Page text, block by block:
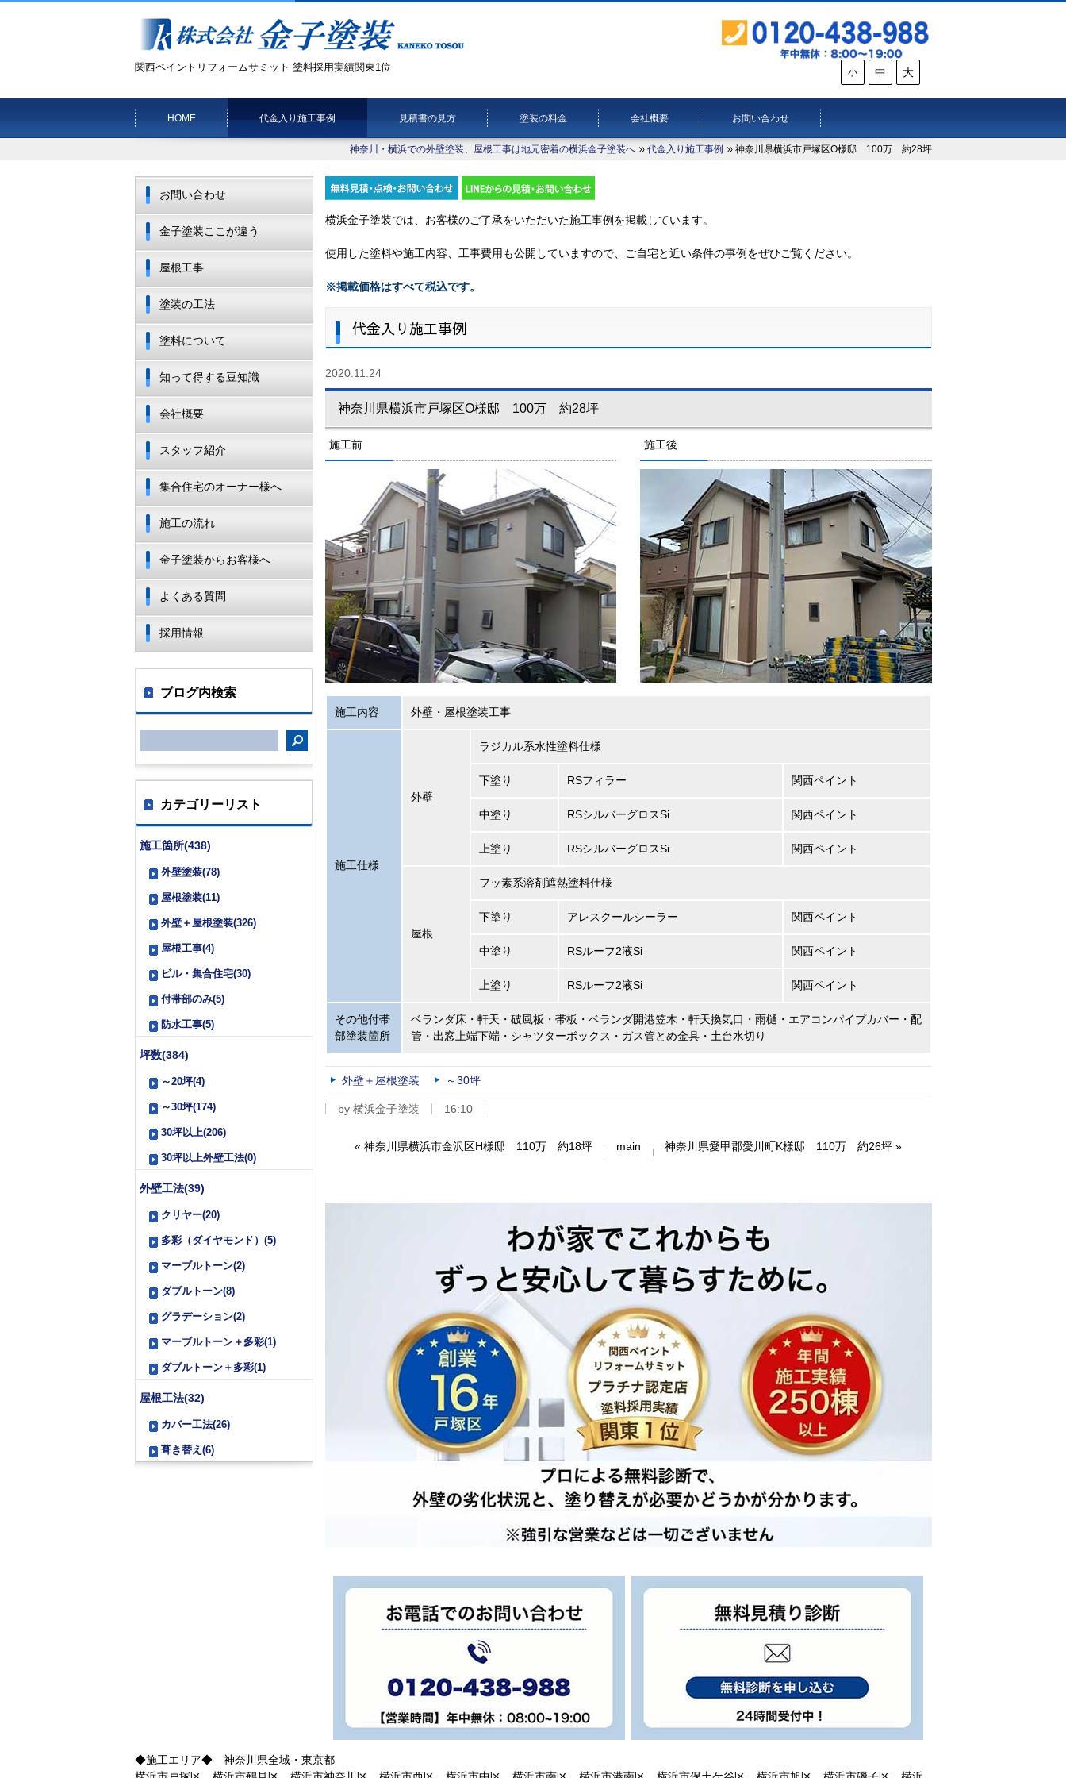
関西ペイントリフォームサミット 塗料採用実績関東1位 小 中 大
HOME 代金入り施工事例 見積書の見方 塗装の料金 会社概要 お問い合わせ
神奈川・横浜での外壁塗装、屋根工事は地元密着の横浜金子塗装へ 代金入り施工事例 神奈川県横浜市戸塚区O様邸 100万 約28坪
横浜金子塗装では、お客様のご了承をいただいた施工事例を掲載しています。
使用した塗料や施工内容、工事費用も公開していますので、ご自宅と近い条件の事例をぜひご覧ください。
※掲載価格はすべて税込です。
代金入り施工事例
2020.11.24
神奈川県横浜市戸塚区O様邸 100万 約28坪
施工前 施工後
施工内容 外壁・屋根塗装工事
施工仕様
外壁
ラジカル系水性塗料仕様
下塗り RSフィラー 関西ペイント
中塗り RSシルバーグロスSi 関西ペイント
上塗り RSシルバーグロスSi 関西ペイント
屋根
フッ素系溶剤遮熱塗料仕様
下塗り アレスクールシーラー 関西ペイント
中塗り RSルーフ2液Si 関西ペイント
上塗り RSルーフ2液Si 関西ペイント
その他付帯
部塗装箇所
ベランダ床・軒天・破風板・帯板・ベランダ開港笠木・軒天換気口・雨樋・エアコンパイプカバー・配
管・出窓上端下端・シャツターボックス・ガス管とめ金具・土台水切り
外壁＋屋根塗装 ～30坪
by 横浜金子塗装 16:10
« 神奈川県横浜市金沢区H様邸 110万 約18坪 main 神奈川県愛甲郡愛川町K様邸 110万 約26坪 »
お問い合わせ
金子塗装ここが違う
屋根工事
塗装の工法
塗料について
知って得する豆知識
会社概要
スタッフ紹介
集合住宅のオーナー様へ
施工の流れ
金子塗装からお客様へ
よくある質問
採用情報
ブログ内検索
カテゴリーリスト
施工箇所(438)
外壁塗装(78)
屋根塗装(11)
外壁＋屋根塗装(326)
屋根工事(4)
ビル・集合住宅(30)
付帯部のみ(5)
防水工事(5)
坪数(384)
～20坪(4)
～30坪(174)
30坪以上(206)
30坪以上外壁工法(0)
外壁工法(39)
クリヤー(20)
多彩（ダイヤモンド）(5)
マーブルトーン(2)
ダブルトーン(8)
グラデーション(2)
マーブルトーン＋多彩(1)
ダブルトーン＋多彩(1)
屋根工法(32)
カバー工法(26)
葺き替え(6)
◆施工エリア◆ 神奈川県全域・東京都